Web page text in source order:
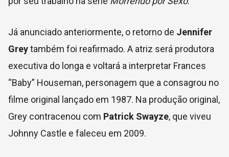
Já anunciado anteriormente, o retorno de Jennifer
Greytambém foi reafirmado. A atriz será produtora
executiva do longa e voltará a interpretar Frances
“Baby” Houseman, personagem que a consagrou no
filme original lançado em 1987. Na produção original,
Grey contracenou com Patrick Swayze, que viveu
Johnny Castle e faleceu em 2009.